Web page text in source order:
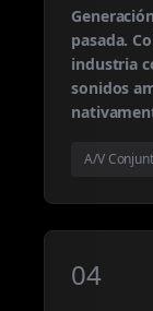
pasada.
industria
sonidos
A/V
04